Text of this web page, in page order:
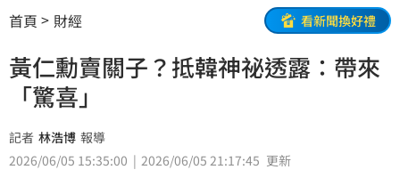
首頁 財經 看新聞換好禮
黃仁勳賣關子？抵韓神祕透露：帶來
「驚喜」
記者 林浩博 報導
2026/06/05 15:35:00
2026/06/05 21:17:45 更新